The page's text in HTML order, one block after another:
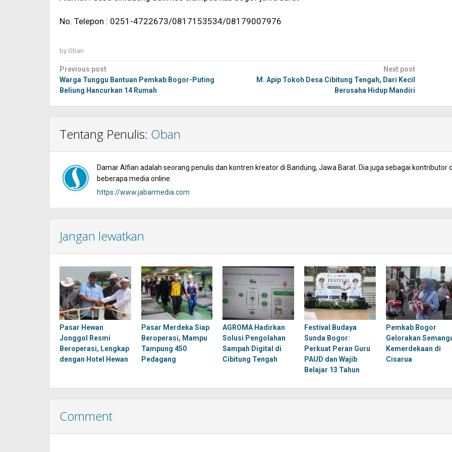
No. Telepon : 0251-4722673/0817153534/08179007976
by Oban
Post
navigation
Previous post
Warga Tunggu Bantuan Pemkab Bogor-Puting
Beliung Hancurkan 14 Rumah
Next post
M. Apip Tokoh Desa Cibitung Tengah, Dari Kecil
Berusaha Hidup Mandiri
Tentang Penulis: Oban
Damar Alfian adalah seorang penulis dan kontren kreator di Bandung, Jawa Barat. Dia juga sebagai kontributor
beberapa media online.
https://www.jabarmedia.com
Jangan lewatkan
Pasar Hewan
Jonggol Resmi
Beroperasi, Lengkap
dengan Hotel Hewan
Pasar Merdeka Siap
Beroperasi, Mampu
Tampung 450
Pedagang
AGROMA Hadirkan
Solusi Pengolahan
Sampah Digital di
Cibitung Tengah
Festival Budaya
Sunda Bogor:
Perkuat Peran Guru
PAUD dan Wajib
Belajar 13 Tahun
Pemkab Bogor
Gelorakan
Kemerdekaan di
Cisarua
Comment